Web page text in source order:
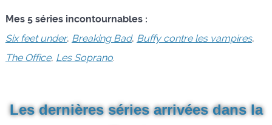
Mes 5 séries incontournables :
Six feet under, Breaking Bad, Buffy contre les vampires,
The Office, Les Soprano.
Les dernières séries arrivées dans la